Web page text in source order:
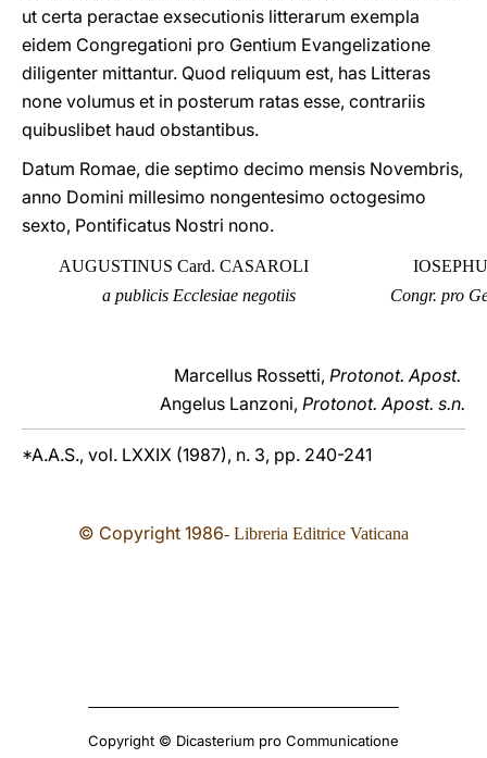
ut certa peractae exsecutionis litterarum exempla
eidem Congregationi pro Gentium Evangelizatione
diligenter mittantur. Quod reliquum est, has Litteras
none volumus et in posterum ratas esse, contrariis
quibuslibet haud obstantibus.
Datum Romae, die septimo decimo mensis Novembris,
anno Domini millesimo nongentesimo octogesimo
sexto, Pontificatus Nostri nono.
AUGUSTINUS Card. CASAROLI
a publicis Ecclesiae negotiis
Congr. pro
Marcellus Rossetti, Protonot. Apost.
Angelus Lanzoni, Protonot. Apost. s.n.
*A.A.S., vol. LXXIX (1987), n. 3, pp. 240-241
© Copyright 1986- Libreria Editrice Vaticana
Copyright © Dicasterium pro Communicatione